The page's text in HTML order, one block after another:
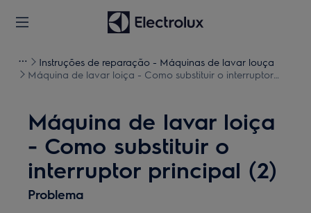
Instruções de reparação - Máquinas de lavar louça
Máquina de lavar loiça - Como substituir o interruptor
Máquina de lavar loiça
- Como substituir o
interruptor principal (2)
Problema